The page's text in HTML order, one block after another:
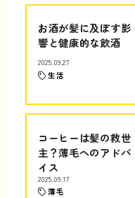
お酒が髪に及ぼす影
響と健康的な飲酒
2025.09.27
生活
コーヒーは髪の救世
主？薄毛へのアドバ
イス
2025.09.17
薄毛